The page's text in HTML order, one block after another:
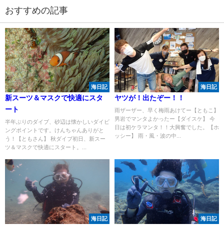
おすすめの記事
海日記
新スーツ＆マスクで快適にスタ
ート
半年ぶりのダイブ、砂辺は懐かしいダイビ
ングポイントです。けんちゃんありがと
う！【ともさん】 秋ダイブ初日、新スー
ツ＆マスクで快適にスタート。...
海日記
ヤツが！出たぞー！！
雨ザーザー、早く梅雨あけてー【ともこ】
男岩でマンタよかったー【ダイスケ】 今
日は初ケラマンタ！！大興奮でした。【ホ
ッシー】 雨・風・波の中...
海日記 海日記